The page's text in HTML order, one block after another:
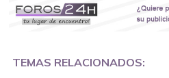
文凭怎么办,怎么办理本科/研
何办理本科/硕士毕业证
吗551190476怎么办理 外假毕
TEMAS RELACIONADOS: